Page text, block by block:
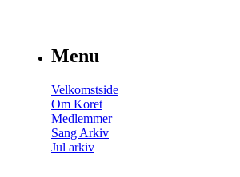
Menu
Velkomstside
Om Koret
Medlemmer
Sang Arkiv
Jul arkiv